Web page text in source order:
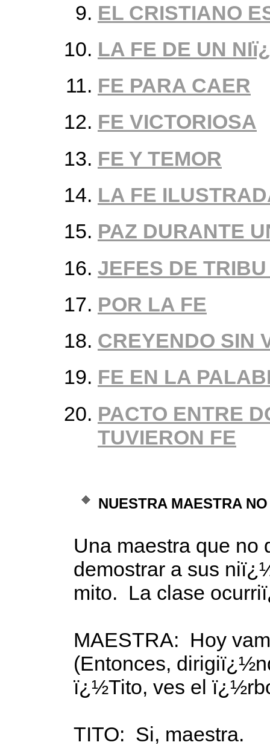
EL CRISTIANO
LA FE DE UN
FE PARA CAER
FE VICTORIOSA
FE Y TEMOR
LA FE
PAZ DURANTE
JEFES DE
POR LA FE
CREYENDO SIN
FE EN LA
PACTO ENTRE
TUVIERON FE
NUESTRA MAESTRA
Una maestra que no
demostrar a sus
mito. La clase
MAESTRA: Hoy
(Entonces,
ï¿½Tito, ves el
TITO: Si, maestra.